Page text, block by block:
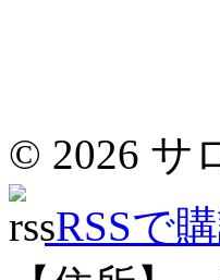
© 2026 サ
RSSで